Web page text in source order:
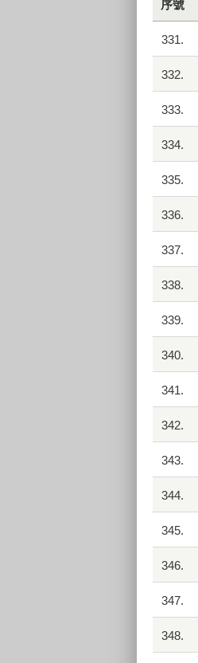
序號
331.
332.
333.
334.
335.
336.
337.
338.
339.
340.
341.
342.
343.
344.
345.
346.
347.
348.